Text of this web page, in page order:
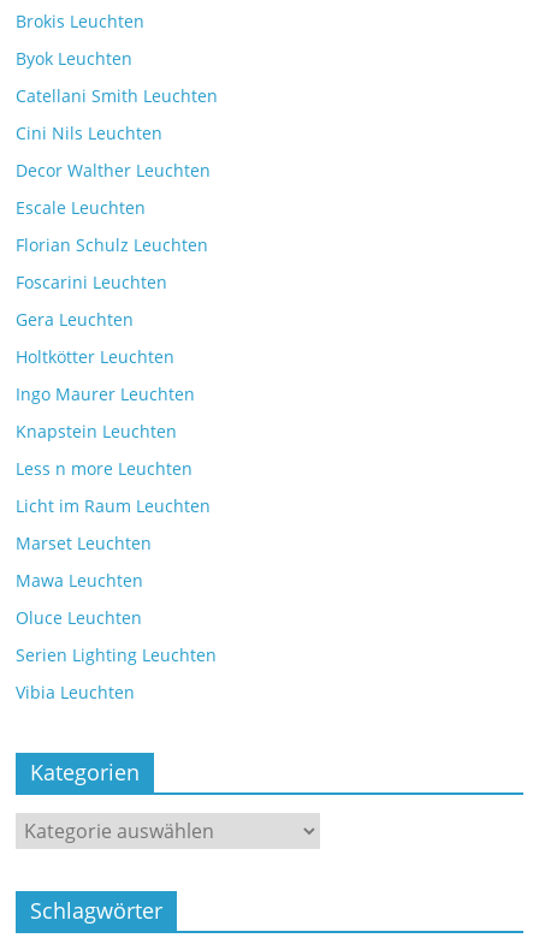
Brokis Leuchten
Byok Leuchten
Catellani Smith Leuchten
Cini Nils Leuchten
Decor Walther Leuchten
Escale Leuchten
Florian Schulz Leuchten
Foscarini Leuchten
Gera Leuchten
Holtkötter Leuchten
Ingo Maurer Leuchten
Knapstein Leuchten
Less n more Leuchten
Licht im Raum Leuchten
Marset Leuchten
Mawa Leuchten
Oluce Leuchten
Serien Lighting Leuchten
Vibia Leuchten
Kategorien
Schlagwörter